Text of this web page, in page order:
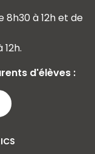
8h30 à 12h et de
d'élèves :